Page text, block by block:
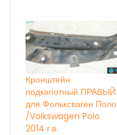
Кронштейн
подкапотный ПРАВЫЙ
для Фольксваген Поло
/Volkswagen Polo
2014 г.в.